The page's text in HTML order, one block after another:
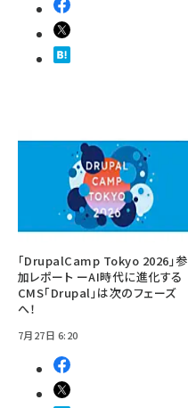
「DrupalCamp Tokyo 2026」参
加レポート ーAI時代に進化する
CMS「Drupal」は次のフェーズ
へ！
7月27日 6:20